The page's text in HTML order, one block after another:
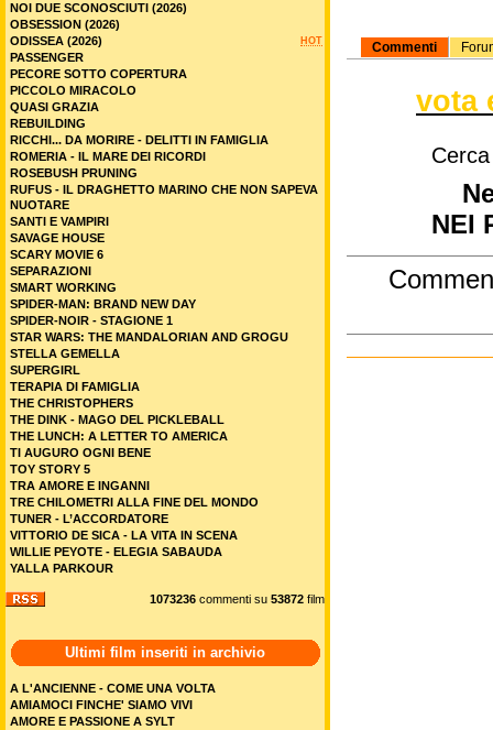
Commenti
vota
NEI
NOI DUE SCONOSCIUTI (2026)
OBSESSION (2026)
HOT
ODISSEA (2026)
PASSENGER
PECORE SOTTO COPERTURA
PICCOLO MIRACOLO
QUASI GRAZIA
REBUILDING
RICCHI... DA MORIRE - DELITTI IN FAMIGLIA
ROMERIA - IL MARE DEI RICORDI
ROSEBUSH PRUNING
RUFUS - IL DRAGHETTO MARINO CHE NON SAPEVA
NUOTARE
SANTI E VAMPIRI
SAVAGE HOUSE
SCARY MOVIE 6
SEPARAZIONI
SMART WORKING
SPIDER-MAN: BRAND NEW DAY
SPIDER-NOIR - STAGIONE 1
STAR WARS: THE MANDALORIAN AND GROGU
STELLA GEMELLA
SUPERGIRL
TERAPIA DI FAMIGLIA
THE CHRISTOPHERS
THE DINK - MAGO DEL PICKLEBALL
THE LUNCH: A LETTER TO AMERICA
TI AUGURO OGNI BENE
TOY STORY 5
TRA AMORE E INGANNI
TRE CHILOMETRI ALLA FINE DEL MONDO
TUNER - L’ACCORDATORE
VITTORIO DE SICA - LA VITA IN SCENA
WILLIE PEYOTE - ELEGIA SABAUDA
YALLA PARKOUR
1073236 commenti su 53872 film
Ultimi film inseriti in archivio
A L'ANCIENNE - COME UNA VOLTA
AMIAMOCI FINCHE' SIAMO VIVI
AMORE E PASSIONE A SYLT